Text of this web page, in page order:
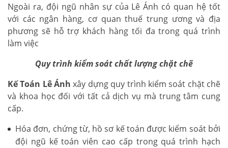
Ngoài ra, đội ngũ nhân sự của Lê Ánh có quan hệ tốt
với các ngân hàng, cơ quan thuế trung ương và địa
phương sẽ hỗ trợ khách hàng tối đa trong quá trình
làm việc
Quy trình kiểm soát chất lượng chặt chẽ
Kế Toán Lê Ánh xây dựng quy trình kiểm soát chặt chẽ
và khoa học đối với tất cả dịch vụ mà trung tâm cung
cấp.
Hóa đơn, chứng từ, hồ sơ kế toán được kiểm soát bởi
đội ngũ kế toán viên cao cấp trong quá trình hạch